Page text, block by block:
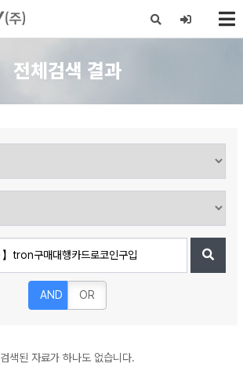
전체검색 결과
AND OR
검색된 자료가 하나도 없습니다.